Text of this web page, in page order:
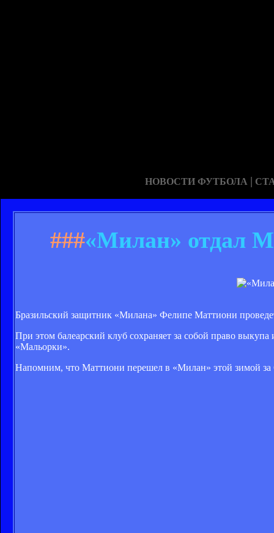
НОВОСТИ ФУТБОЛА |
###«Милан» отдал
Бразильский защитник «Милана» Фелипе Маттиони
При этом балеарский клуб сохраняет за собой право
«Мальорки».
Напомним, что Маттиони перешел в «Милан» этой зимой за